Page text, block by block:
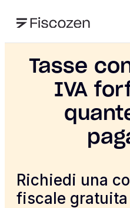
Tasse
IVA
Richiedi una
fiscale gratuita